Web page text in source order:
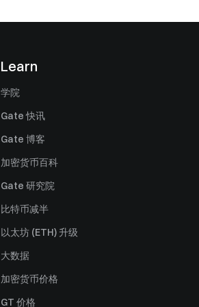
Learn
学院
Gate 快讯
Gate 博客
加密货币百科
Gate 研究院
比特币减半
以太坊 (ETH) 升级
大数据
加密货币价格
GT 价格